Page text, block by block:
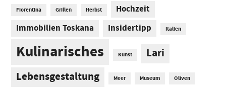
Fiorentina Grillen Herbst
Hochzeit
Immobilien Toskana
Insidertipp Italien
Kulinarisches Kunst
Lari
Lebensgestaltung
Meer Museum Oliven